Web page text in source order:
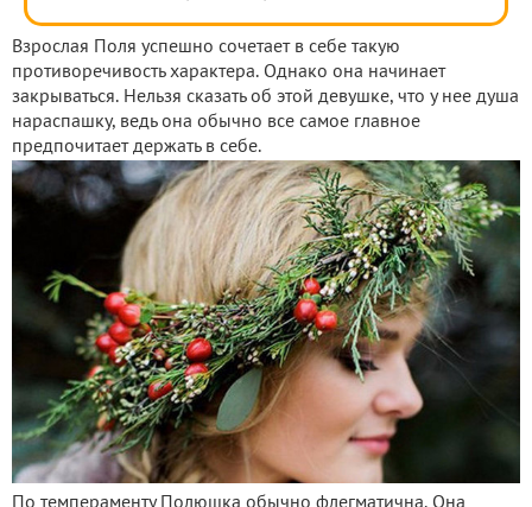
Взрослая Поля успешно сочетает в себе такую
противоречивость характера. Однако она начинает
закрываться. Нельзя сказать об этой девушке, что у нее душа
нараспашку, ведь она обычно все самое главное
предпочитает держать в себе.
По темпераменту Полюшка обычно флегматична. Она